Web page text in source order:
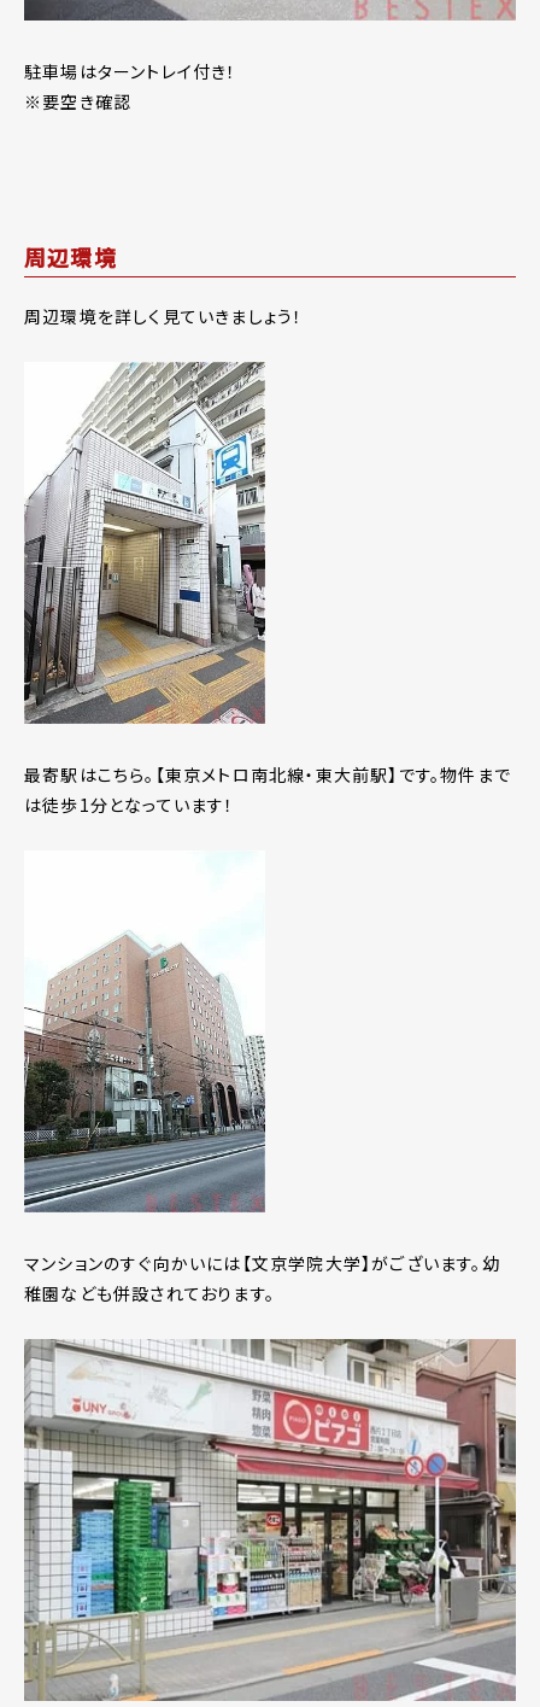
駐車場はターントレイ付き！
※要空き確認
周辺環境
周辺環境を詳しく見ていきましょう！
最寄駅はこちら。【東京メトロ南北線・東大前駅】です。物件まで
は徒歩1分となっています！
マンションのすぐ向かいには【文京学院大学】がございます。幼
稚園なども併設されております。